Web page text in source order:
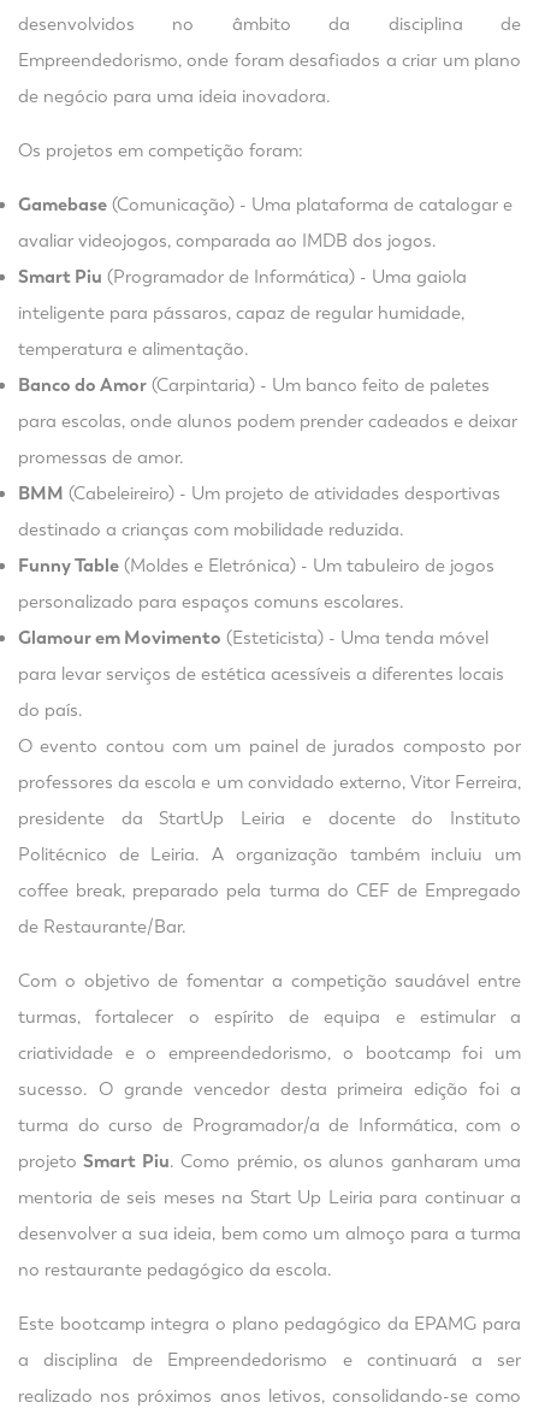
desenvolvidos no âmbito da disciplina de
Empreendedorismo, onde foram desafiados a criar um plano
de negócio para uma ideia inovadora.
Os projetos em competição foram:
Gamebase (Comunicação) - Uma plataforma de catalogar e
avaliar videojogos, comparada ao IMDB dos jogos.
Smart Piu (Programador de Informática) - Uma gaiola
inteligente para pássaros, capaz de regular humidade,
temperatura e alimentação.
Banco do Amor (Carpintaria) - Um banco feito de paletes
para escolas, onde alunos podem prender cadeados e deixar
promessas de amor.
BMM (Cabeleireiro) - Um projeto de atividades desportivas
destinado a crianças com mobilidade reduzida.
Funny Table (Moldes e Eletrónica) - Um tabuleiro de jogos
personalizado para espaços comuns escolares.
Glamour em Movimento (Esteticista) - Uma tenda móvel
para levar serviços de estética acessíveis a diferentes locais
do país.
O evento contou com um painel de jurados composto por
professores da escola e um convidado externo, Vitor Ferreira,
presidente da StartUp Leiria e docente do Instituto
Politécnico de Leiria. A organização também incluiu um
coffee break, preparado pela turma do CEF de Empregado
de Restaurante/Bar.
Com o objetivo de fomentar a competição saudável entre
turmas, fortalecer o espírito de equipa e estimular a
criatividade e o empreendedorismo, o bootcamp foi um
sucesso. O grande vencedor desta primeira edição foi a
turma do curso de Programador/a de Informática, com o
projetoSmart Piu. Como prémio, os alunos ganharam uma
mentoria de seis meses na Start Up Leiria para continuar a
desenvolver a sua ideia, bem como um almoço para a turma
no restaurante pedagógico da escola.
Este bootcamp integra o plano pedagógico da EPAMG para
a disciplina de Empreendedorismo e continuará a ser
realizado nos próximos anos letivos, consolidando-se como